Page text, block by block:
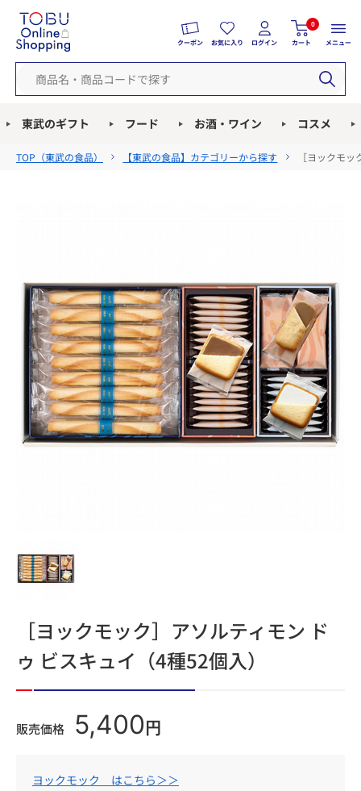
クーポン お気に入り ログイン
0
カート メニュー
東武のギフト フード お酒・ワイン コスメ
TOP（東武の食品） 【東武の食品】カテゴリーから探す ［ヨックモ
［ヨックモック］アソルティモン ド
ゥ ビスキュイ（4種52個入）
販売価格 5,400 円
ヨックモック はこちら＞＞